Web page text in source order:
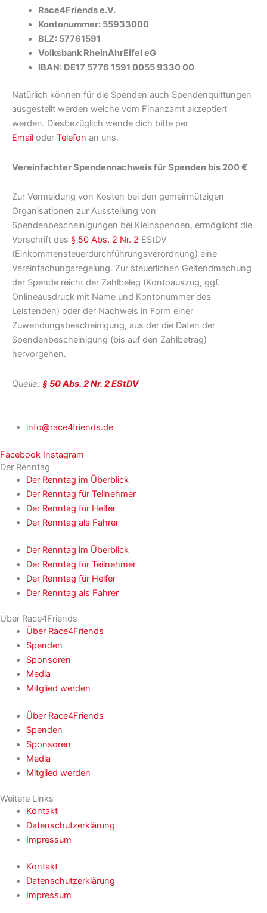
Race4Friends e.V.
Kontonummer: 55933000
BLZ: 57761591
Volksbank RheinAhrEifel eG
IBAN: DE17 5776 1591 0055 9330 00
Natürlich können für die Spenden auch Spendenquittungen
ausgestellt werden welche vom Finanzamt akzeptiert
werden. Diesbezüglich wende dich bitte per
Email oder Telefon an uns.
Vereinfachter Spendennachweis für Spenden bis 200 €
Zur Vermeidung von Kosten bei den gemeinnützigen
Organisationen zur Ausstellung von
Spendenbescheinigungen bei Kleinspenden, ermöglicht die
Vorschrift des § 50 Abs. 2 Nr. 2 EStDV
(Einkommensteuerdurchführungsverordnung) eine
Vereinfachungsregelung. Zur steuerlichen Geltendmachung
der Spende reicht der Zahlbeleg (Kontoauszug, ggf.
Onlineausdruck mit Name und Kontonummer des
Leistenden) oder der Nachweis in Form einer
Zuwendungsbescheinigung, aus der die Daten der
Spendenbescheinigung (bis auf den Zahlbetrag)
hervorgehen.
Quelle: § 50 Abs. 2 Nr. 2 EStDV
info@race4friends.de
Facebook Instagram
Der Renntag
Der Renntag im Überblick
Der Renntag für Teilnehmer
Der Renntag für Helfer
Der Renntag als Fahrer
Der Renntag im Überblick
Der Renntag für Teilnehmer
Der Renntag für Helfer
Der Renntag als Fahrer
Über Race4Friends
Über Race4Friends
Spenden
Sponsoren
Media
Mitglied werden
Über Race4Friends
Spenden
Sponsoren
Media
Mitglied werden
Weitere Links
Kontakt
Datenschutzerklärung
Impressum
Kontakt
Datenschutzerklärung
Impressum